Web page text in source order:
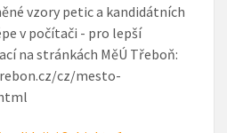
vzory petic a kandidátních
v počítači - pro lepší
na stránkách MěÚ Třeboň:
cz/mesto-